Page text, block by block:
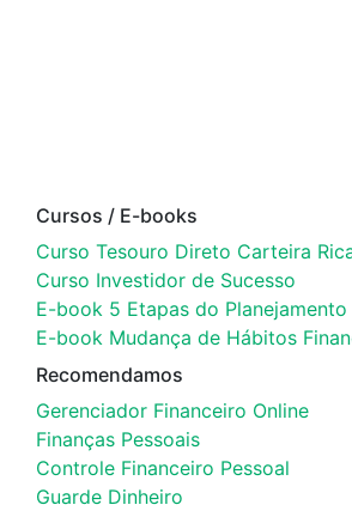
Cursos / E-books
Curso Tesouro Direto Carteira
Curso Investidor de Sucesso
E-book 5 Etapas do Planejamento
E-book Mudança de Hábitos
Recomendamos
Gerenciador Financeiro Online
Finanças Pessoais
Controle Financeiro Pessoal
Guarde Dinheiro